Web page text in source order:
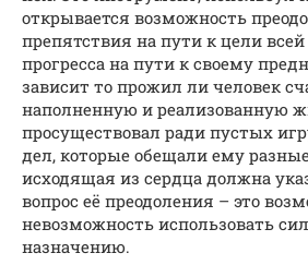
открывается возможность
препятствия на пути к цели
прогресса на пути к своему
зависит то прожил ли человек
наполненную и реализованную
просуществовал ради пустых
дел, которые обещали ему
исходящая из сердца должна
вопрос её преодоления – это
невозможность использовать
назначению.